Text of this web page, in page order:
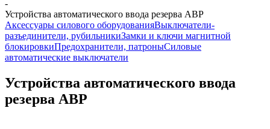
-
Устройства автоматического ввода резерва АВР
Аксессуары силового оборудованияВыключатели-
разъединители, рубильникиЗамки и ключи магнитной
блокировкиПредохранители, патроныСиловые
автоматические выключатели
Устройства автоматического ввода
резерва АВР